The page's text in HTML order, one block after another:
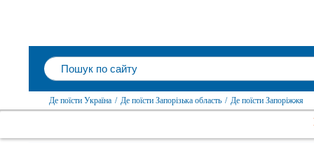
Де поїсти Україна / Де поїсти Запорізька область / Де поїсти Запоріжжя